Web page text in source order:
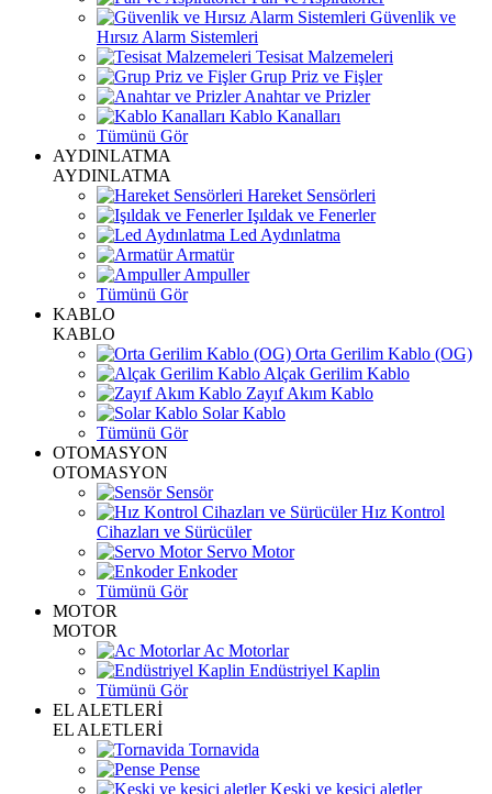
Güvenlik ve
Hırsız Alarm Sistemleri
Tesisat Malzemeleri
Grup Priz ve Fişler
Anahtar ve Prizler
Kablo Kanalları
Tümünü Gör
AYDINLATMA
AYDINLATMA
Hareket Sensörleri
Işıldak ve Fenerler
Led Aydınlatma
Armatür
Ampuller
Tümünü Gör
KABLO
KABLO
Orta Gerilim Kablo (OG)
Alçak Gerilim Kablo
Zayıf Akım Kablo
Solar Kablo
Tümünü Gör
OTOMASYON
OTOMASYON
Sensör
Hız Kontrol
Cihazları ve Sürücüler
Servo Motor
Enkoder
Tümünü Gör
MOTOR
MOTOR
Ac Motorlar
Endüstriyel Kaplin
Tümünü Gör
EL ALETLERİ
EL ALETLERİ
Tornavida
Pense
Keski ve kesici aletler